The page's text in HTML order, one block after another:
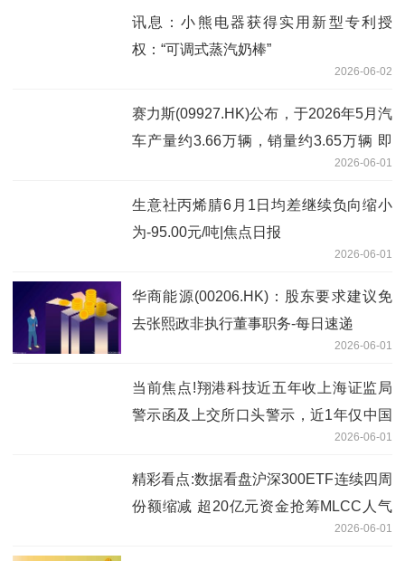
讯息：小熊电器获得实用新型专利授
权：“可调式蒸汽奶棒”
2026-06-02
赛力斯(09927.HK)公布，于2026年5月汽
车产量约3.66万辆，销量约3.65万辆 即
2026-06-01
生意社丙烯腈6月1日均差继续负向缩小
为-95.00元/吨|焦点日报
2026-06-01
华商能源(00206.HK)：股东要求建议免
去张熙政非执行董事职务-每日速递
2026-06-01
当前焦点!翔港科技近五年收上海证监局
警示函及上交所口头警示，近1年仅中国
2026-06-01
精彩看点:数据看盘沪深300ETF连续四周
份额缩减 超20亿元资金抢筹MLCC人气
2026-06-01